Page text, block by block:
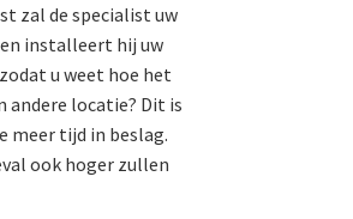
zal de specialist uw
installeert hij uw
u weet hoe het
andere locatie? Dit is
meer tijd in beslag.
ook hoger zullen